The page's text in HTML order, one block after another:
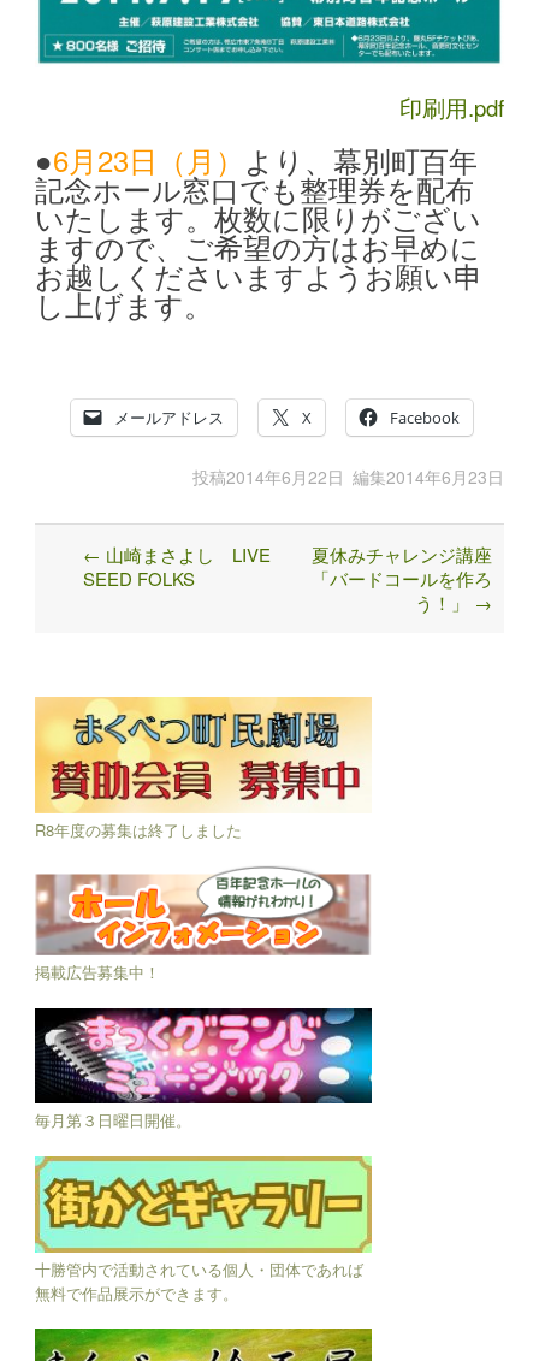
印刷用.pdf
●6月23日（月） より、幕別町百年
記念ホール窓口でも整理券を配布
いたします。枚数に限りがござい
ますので、ご希望の方はお早めに
お越しくださいますようお願い申
し上げます。
メールアドレス X Facebook
投稿2014年6月22日 編集2014年6月23日
Post
navigation
← 山崎まさよし LIVE
SEED FOLKS
夏休みチャレンジ講座
「バードコールを作ろ
う！」
→
R8年度の募集は終了しました
掲載広告募集中！
毎月第３日曜日開催。
十勝管内で活動されている個人・団体であれば
無料で作品展示ができます。